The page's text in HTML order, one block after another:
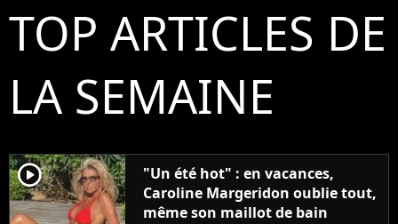
TOP ARTICLES DE
LA SEMAINE
player2
"Un été hot" : en vacances,
Caroline Margeridon oublie tout,
même son maillot de bain